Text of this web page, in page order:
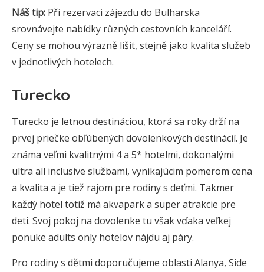
Náš tip: Při rezervaci zájezdu do Bulharska
srovnávejte nabídky různých cestovních kanceláří.
Ceny se mohou výrazně lišit, stejně jako kvalita služeb
v jednotlivých hotelech.
Turecko
Turecko je letnou destináciou, ktorá sa roky drží na
prvej priečke obľúbených dovolenkových destinácií. Je
známa veľmi kvalitnými 4 a 5* hotelmi, dokonalými
ultra all inclusive službami, vynikajúcim pomerom cena
a kvalita a je tiež rajom pre rodiny s deťmi. Takmer
každý hotel totiž má akvapark a super atrakcie pre
deti. Svoj pokoj na dovolenke tu však vďaka veľkej
ponuke adults only hotelov nájdu aj páry.
Pro rodiny s dětmi doporučujeme oblasti Alanya, Side